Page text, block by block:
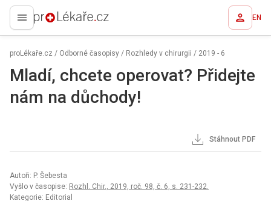
proLékaře.cz EN
proLékaře.cz / Odborné časopisy / Rozhledy v chirurgii / 2019 - 6
Mladí, chcete operovat? Přidejte
nám na důchody!
Stáhnout PDF
Autoři: P. Šebesta
Vyšlo v časopise: Rozhl. Chir., 2019, roč. 98, č. 6, s. 231-232.
Kategorie: Editorial